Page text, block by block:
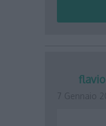
flavio